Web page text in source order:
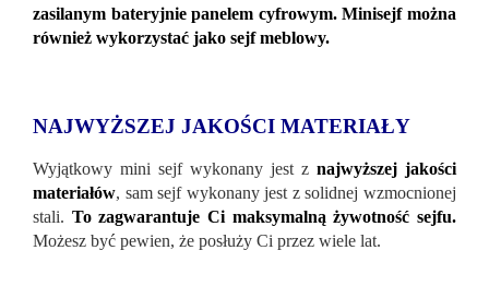
zasilanym bateryjnie panelem cyfrowym. Minisejf można
również wykorzystać jako sejf meblowy.
NAJWYŻSZEJ JAKOŚCI MATERIAŁY
Wyjątkowy mini sejf wykonany jest z najwyższej jakości
materiałów, sam sejf wykonany jest z solidnej wzmocnionej
stali. To zagwarantuje Ci maksymalną żywotność sejfu.
Możesz być pewien, że posłuży Ci przez wiele lat.